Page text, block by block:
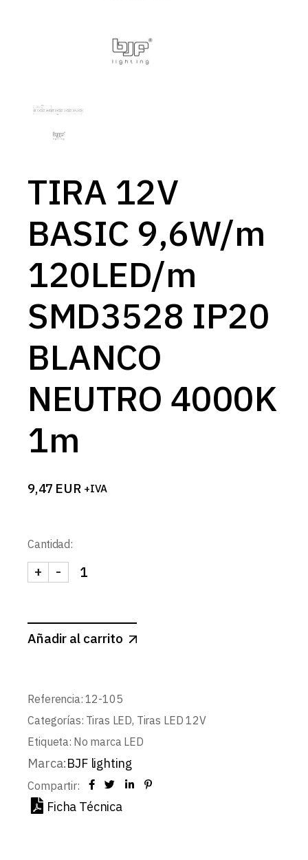
TIRA 12V
BASIC 9,6W/m
120LED/m
SMD3528 IP20
BLANCO
NEUTRO 4000K
1m
9,47 EUR +IVA
Cantidad:
TIRA 12V BASIC 9,6W/m 120LED/m SMD3528
-
+
Añadir al carrito
Referencia: 12-105
Categorías: Tiras LED, Tiras LED 12V
Etiqueta: No marca LED
Marca:BJF lighting
Compartir:
Ficha Técnica